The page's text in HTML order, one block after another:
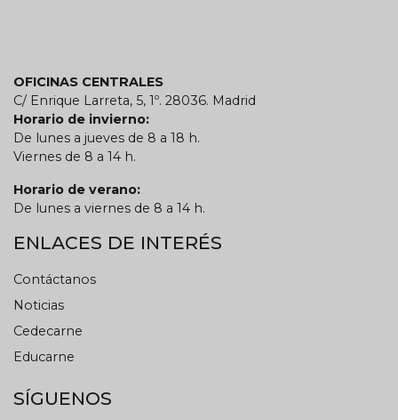
OFICINAS CENTRALES
C/ Enrique Larreta, 5, 1º. 28036. Madrid
Horario de invierno:
De lunes a jueves de 8 a 18 h.
Viernes de 8 a 14 h.
Horario de verano:
De lunes a viernes de 8 a 14 h.
ENLACES DE INTERÉS
Contáctanos
Noticias
Cedecarne
Educarne
SÍGUENOS